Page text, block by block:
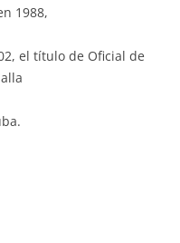
1988,
el título de Oficial de